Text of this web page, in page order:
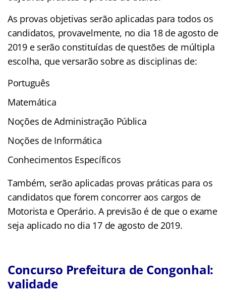
As provas objetivas serão aplicadas para todos os
candidatos, provavelmente, no dia 18 de agosto de
2019 e serão constituídas de questões de múltipla
escolha, que versarão sobre as disciplinas de:
Português
Matemática
Noções de Administração Pública
Noções de Informática
Conhecimentos Específicos
Também, serão aplicadas provas práticas para os
candidatos que forem concorrer aos cargos de
Motorista e Operário. A previsão é de que o exame
seja aplicado no dia 17 de agosto de 2019.
Concurso Prefeitura de Congonhal:
validade